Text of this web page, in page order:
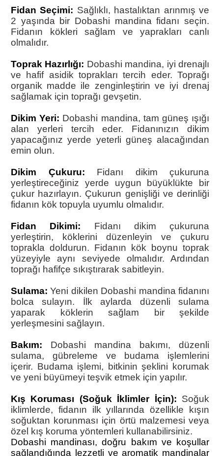
Fidan Seçimi: Sağlıklı, hastalıktan arınmış ve
2 yaşında bir Dobashi mandina fidanı seçin.
Fidanın kökleri sağlam ve yaprakları canlı
olmalıdır.
Toprak Hazırlığı: Dobashi mandina, iyi drenajlı
ve hafif asidik toprakları tercih eder. Toprağı
organik madde ile zenginleştirin ve iyi drenaj
sağlamak için toprağı gevşetin.
Dikim Yeri: Dobashi mandina, tam güneş ışığı
alan yerleri tercih eder. Fidanınızın dikim
yapacağınız yerde yeterli güneş alacağından
emin olun.
Dikim Çukuru: Fidanı dikim çukuruna
yerleştireceğiniz yerde uygun büyüklükte bir
çukur hazırlayın. Çukurun genişliği ve derinliği
fidanın kök topuyla uyumlu olmalıdır.
Fidan Dikimi: Fidanı dikim çukuruna
yerleştirin, köklerini düzenleyin ve çukuru
toprakla doldurun. Fidanın kök boynu toprak
yüzeyiyle aynı seviyede olmalıdır. Ardından
toprağı hafifçe sıkıştırarak sabitleyin.
Sulama:Yeni dikilen Dobashi mandina fidanını
bolca sulayın. İlk aylarda düzenli sulama
yaparak köklerin sağlam bir şekilde
yerleşmesini sağlayın.
Bakım: Dobashi mandina bakımı, düzenli
sulama, gübreleme ve budama işlemlerini
içerir. Budama işlemi, bitkinin şeklini korumak
ve yeni büyümeyi teşvik etmek için yapılır.
Kış Koruması (Soğuk İklimler İçin): Soğuk
iklimlerde, fidanın ilk yıllarında özellikle kışın
soğuktan korunması için örtü malzemesi veya
özel kış koruma yöntemleri kullanabilirsiniz.
Dobashi mandinası, doğru bakım ve koşullar
sağlandığında lezzetli ve aromatik mandinalar